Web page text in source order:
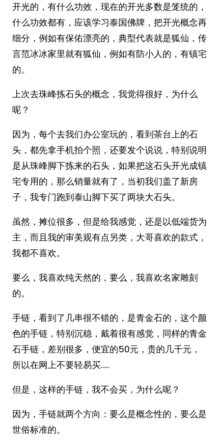
开光的，有什么功效，现在的开光多数是笼统的，
什么功效都有，应该学习泰国佛牌，把开光概念再
细分，例如有保佑漂亮的，典型代表就是狐仙，传
言范冰冰家里就有狐仙，例如有防小人的，有镇宅
的。
上次去珠峰拣石头的概念，我觉得很好，为什么
呢？
因为，每个去我们办公室玩的，看到茶台上的石
头，都先拿手机拍个照，还要发个说说，特别说明
是从珠峰脚下拣来的石头，如果把这石头开光成镇
宅专用的，那么销量就有了，当初我们盖了新房
子，我专门跑到泰山脚下买了两块大石头。
虽然，摊位很多，但是给我感觉，还是以低端货为
主，而且我的审美观有点另类，大哥喜欢的款式，
我都不喜欢。
要么，我喜欢纯天然的，要么，我喜欢名家雕刻
的。
手链，看到了几串很不错的，是青金石的，这个颜
色的手链，特别沉稳，戴着很有感觉，同样的青金
石手链，差别很多，便宜的50元，贵的几千元，
所以在网上不要轻易买……
但是，这样的手链，我不会买，为什么呢？
因为，手链就两个方向：要么是概念性的，要么是
世俗标准的。